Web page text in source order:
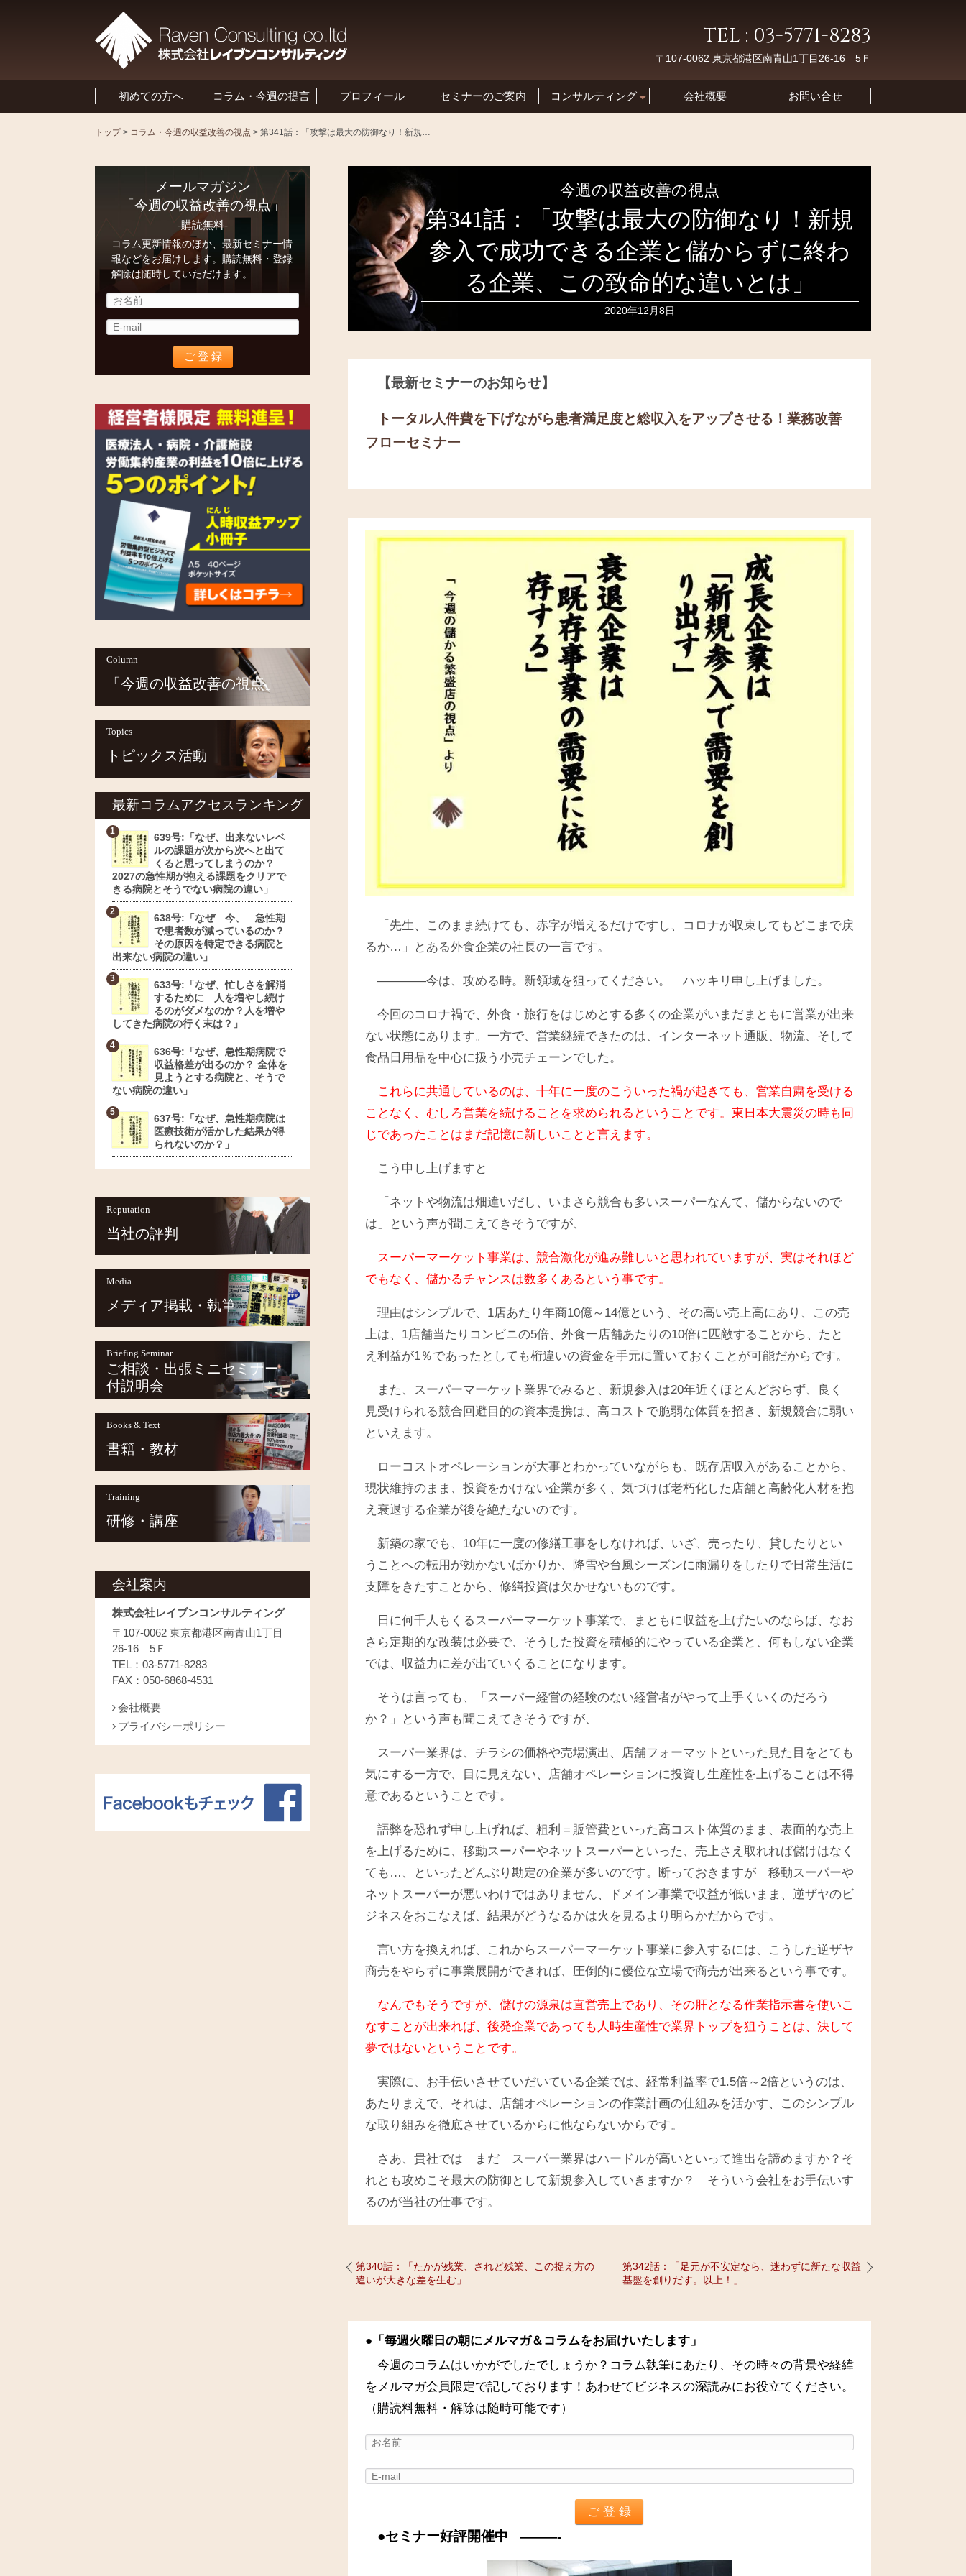
TEL : 03-5771-8283
〒107-0062 東京都港区南青山1丁目26-16 5Ｆ
初めての方へ コラム・今週の提言 プロフィール セミナーのご案内
コンサルティング
基本方針と特長
会社概要 お問い合せ
トップ> コラム・今週の収益改善の視点 > 第341話：「攻撃は最大の防御なり！新規参入で成功できる企業と儲からずに終わる企業、この致命的な違いとは」
今週の収益改善の視点
第341話：「攻撃は最大の防御なり！新規
参入で成功できる企業と儲からずに終わ
る企業、この致命的な違いとは」
2020年12月8日
【最新セミナーのお知らせ】
トータル人件費を下げながら患者満足度と総収入をアップさせる！ 業務改善
フローセミナー
「先生、このまま続けても、赤字が増えるだけですし、コロナが収束してもどこまで戻
るか…」とある外食企業の社長の一言です。
――――今は、攻める時。新領域を狙ってください。 ハッキリ申し上げました。
今回のコロナ禍で、外食・旅行をはじめとする多くの企業がいまだまともに営業が出来
ない状態にあります。一方で、営業継続できたのは、インターネット通販、物流、そして
食品日用品を中心に扱う小売チェーンでした。
これらに共通しているのは、十年に一度のこういった禍が起きても、営業自粛を受ける
ことなく、むしろ営業を続けることを求められるということです。東日本大震災の時も同
じであったことはまだ記憶に新しいことと言えます。
こう申し上げますと
「ネットや物流は畑違いだし、いまさら競合も多いスーパーなんて、儲からないので
は」という声が聞こえてきそうですが、
スーパーマーケット事業は、競合激化が進み難しいと思われていますが、実はそれほど
でもなく、儲かるチャンスは数多くあるという事です。
理由はシンプルで、1店あたり年商10億～14億という、その高い売上高にあり、この売
上は、1店舗当たりコンビニの5倍、外食一店舗あたりの10倍に匹敵することから、たと
え利益が1％であったとしても桁違いの資金を手元に置いておくことが可能だからです。
また、スーパーマーケット業界でみると、新規参入は20年近くほとんどおらず、良く
見受けられる競合回避目的の資本提携は、高コストで脆弱な体質を招き、新規競合に弱い
といえます。
ローコストオペレーションが大事とわかっていながらも、既存店収入があることから、
現状維持のまま、投資をかけない企業が多く、気づけば老朽化した店舗と高齢化人材を抱
え衰退する企業が後を絶たないのです。
新築の家でも、10年に一度の修繕工事をしなければ、いざ、売ったり、貸したりとい
うことへの転用が効かないばかりか、降雪や台風シーズンに雨漏りをしたりで日常生活に
支障をきたすことから、修繕投資は欠かせないものです。
日に何千人もくるスーパーマーケット事業で、まともに収益を上げたいのならば、なお
さら定期的な改装は必要で、そうした投資を積極的にやっている企業と、何もしない企業
では、収益力に差が出ていくることになります。
そうは言っても、「スーパー経営の経験のない経営者がやって上手くいくのだろう
か？」という声も聞こえてきそうですが、
スーパー業界は、チラシの価格や売場演出、店舗フォーマットといった見た目をとても
気にする一方で、目に見えない、店舗オペレーションに投資し生産性を上げることは不得
意であるということです。
語弊を恐れず申し上げれば、粗利＝販管費といった高コスト体質のまま、表面的な売上
を上げるために、移動スーパーやネットスーパーといった、売上さえ取れれば儲けはなく
ても…、といったどんぶり勘定の企業が多いのです。断っておきますが 移動スーパーや
ネットスーパーが悪いわけではありません、ドメイン事業で収益が低いまま、逆ザヤのビ
ジネスをおこなえば、結果がどうなるかは火を見るより明らかだからです。
言い方を換えれば、これからスーパーマーケット事業に参入するには、こうした逆ザヤ
商売をやらずに事業展開ができれば、圧倒的に優位な立場で商売が出来るという事です。
なんでもそうですが、儲けの源泉は直営売上であり、その肝となる作業指示書を使いこ
なすことが出来れば、後発企業であっても人時生産性で業界トップを狙うことは、決して
夢ではないということです。
実際に、お手伝いさせていだいている企業では、経常利益率で1.5倍～2倍というのは、
あたりまえで、それは、店舗オペレーションの作業計画の仕組みを活かす、このシンプル
な取り組みを徹底させているからに他ならないからです。
さあ、貴社では まだ スーパー業界はハードルが高いといって進出を諦めますか？そ
れとも攻めこそ最大の防御として新規参入していきますか？ そういう会社をお手伝いす
るのが当社の仕事です。
第340話：「たかが残業、されど残業、この捉え方の
違いが大きな差を生む」
第342話：「足元が不安定なら、迷わずに新たな収益
基盤を創りだす。以上！」
●「毎週火曜日の朝にメルマガ＆コラムをお届けいたします」
今週のコラムはいかがでしたでしょうか？コラム執筆にあたり、その時々の背景や経緯
をメルマガ会員限定で記しております！あわせてビジネスの深読みにお役立てください。
（購読料無料・解除は随時可能です）
●セミナー好評開催中 ———-
メールマガジン
「今週の収益改善の視点」
-購読無料-
コラム更新情報のほか、最新セミナー情
報などをお届けします。購読無料・登録
解除は随時していただけます。
Column
「今週の収益改善の視点」
Topics
トピックス活動
最新コラムアクセスランキング
639号:「なぜ、出来ないレベ
ルの課題が次から次へと出て
くると思ってしまうのか？
2027の急性期が抱える課題をクリアで
きる病院とそうでない病院の違い」
638号:「なぜ 今、 急性期
で患者数が減っているのか？
その原因を特定できる病院と
出来ない病院の違い」
633号:「なぜ、忙しさを解消
するために 人を増やし続け
るのがダメなのか？人を増や
してきた病院の行く末は？」
636号:「なぜ、急性期病院で
収益格差が出るのか？ 全体を
見ようとする病院と、そうで
ない病院の違い」
637号:「なぜ、急性期病院は
医療技術が活かした結果が得
られないのか？」
Reputation
当社の評判
Media
メディア掲載・執筆
Briefing Seminar
ご相談・出張ミニセミナー
付説明会
Books & Text
書籍・教材
Training
研修・講座
会社案内
株式会社レイブンコンサルティング
〒107-0062 東京都港区南青山1丁目
26-16 5Ｆ
TEL：03-5771-8283
FAX：050-6868-4531
会社概要
プライバシーポリシー